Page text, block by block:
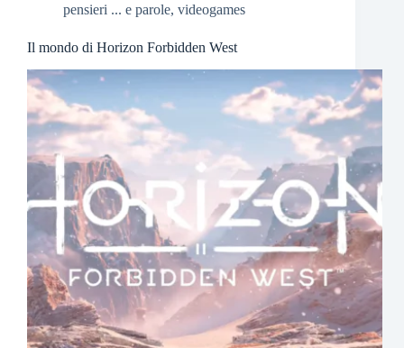
pensieri ... e parole, videogames
Il mondo di Horizon Forbidden West